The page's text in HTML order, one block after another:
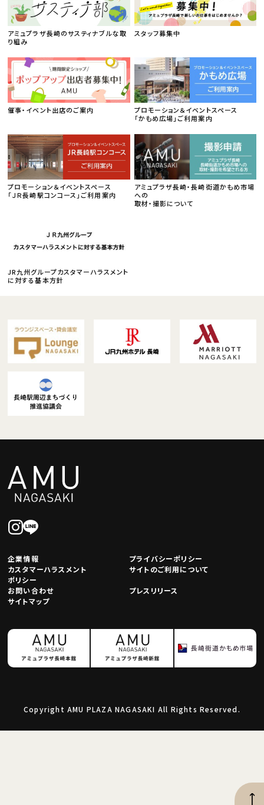
アミュプラザ長崎のサスティナブルな取
り組み
スタッフ募集中
催事・イベント出店のご案内
プロモーション＆イベントスペース
「かもめ広場」ご利用案内
プロモーション＆イベントスペース
「ＪＲ長崎駅コンコース」ご利用案内
アミュプラザ長崎・長崎街道かもめ市場
への
取材・撮影について
JR九州グループカスタマーハラスメント
に対する基本方針
企業情報
プライバシーポリシー
カスタマーハラスメント
ポリシー
サイトのご利用について
お問い合わせ
プレスリリース
サイトマップ
Copyright AMU PLAZA NAGASAKI All Rights Reserved.